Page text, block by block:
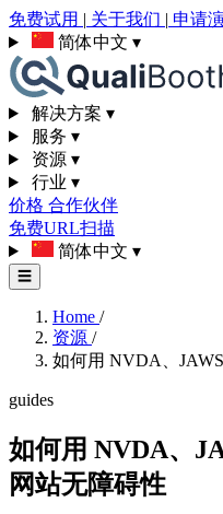
免费试用 | 关于我们 | 申请
简体中文 ▾
解决方案 ▾
服务 ▾
资源 ▾
行业 ▾
价格 合作伙伴
免费URL扫描
简体中文 ▾
☰
Home /
资源 /
如何用 NVDA、
guides
如何用 NVDA、
网站无障碍性